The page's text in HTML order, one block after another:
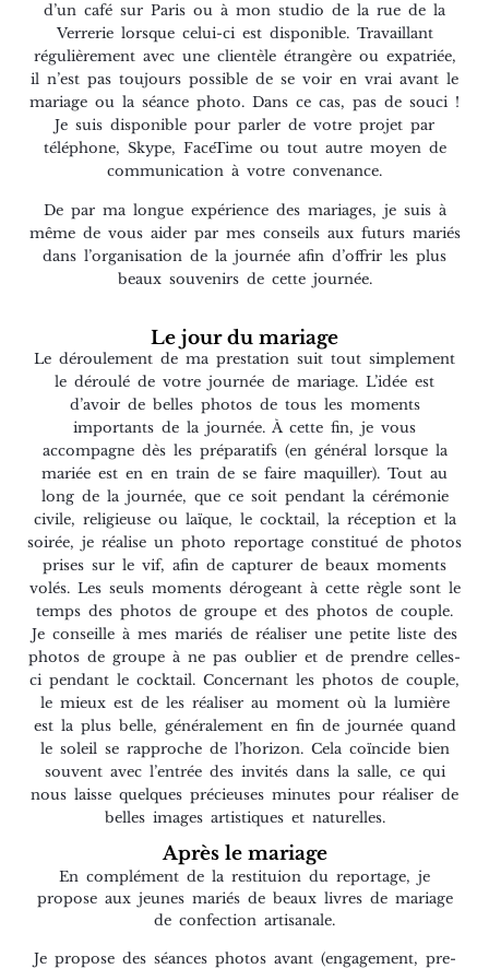
d’un café sur Paris ou à mon studio de la rue de la
Verrerie lorsque celui-ci est disponible. Travaillant
régulièrement avec une clientèle étrangère ou expatriée,
il n’est pas toujours possible de se voir en vrai avant le
mariage ou la séance photo. Dans ce cas, pas de souci !
Je suis disponible pour parler de votre projet par
téléphone, Skype, FaceTime ou tout autre moyen de
communication à votre convenance.
De par ma longue expérience des mariages, je suis à
même de vous aider par mes conseils aux futurs mariés
dans l’organisation de la journée afin d’offrir les plus
beaux souvenirs de cette journée.
Le jour du mariage
Le déroulement de ma prestation suit tout simplement
le déroulé de votre journée de mariage. L’idée est
d’avoir de belles photos de tous les moments
importants de la journée. À cette fin, je vous
accompagne dès les préparatifs (en général lorsque la
mariée est en en train de se faire maquiller). Tout au
long de la journée, que ce soit pendant la cérémonie
civile, religieuse ou laïque, le cocktail, la réception et la
soirée, je réalise un photo reportage constitué de photos
prises sur le vif, afin de capturer de beaux moments
volés. Les seuls moments dérogeant à cette règle sont le
temps des photos de groupe et des photos de couple.
Je conseille à mes mariés de réaliser une petite liste des
photos de groupe à ne pas oublier et de prendre celles-
ci pendant le cocktail. Concernant les photos de couple,
le mieux est de les réaliser au moment où la lumière
est la plus belle, généralement en fin de journée quand
le soleil se rapproche de l’horizon. Cela coïncide bien
souvent avec l’entrée des invités dans la salle, ce qui
nous laisse quelques précieuses minutes pour réaliser de
belles images artistiques et naturelles.
Après le mariage
En complément de la restituion du reportage, je
propose aux jeunes mariés de beaux livres de mariage
de confection artisanale.
Je propose des séances photos avant (engagement, pre-